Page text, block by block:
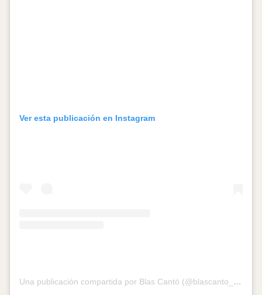
Ver esta publicación en Instagram
Una publicación compartida por Blas Cantó (@blascanto_es)